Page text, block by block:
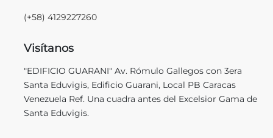
(+58) 4129227260
Visítanos
"EDIFICIO GUARANI" Av. Rómulo Gallegos con 3era
Santa Eduvigis, Edificio Guarani, Local PB Caracas
Venezuela Ref. Una cuadra antes del Excelsior Gama de
Santa Eduvigis.